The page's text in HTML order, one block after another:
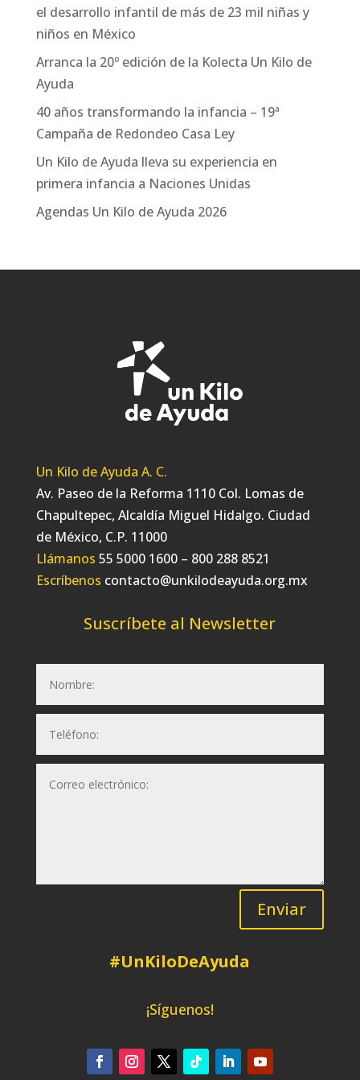
el desarrollo infantil de más de 23 mil niñas y
niños en México
Arranca la 20º edición de la Kolecta Un Kilo de
Ayuda
40 años transformando la infancia – 19ª
Campaña de Redondeo Casa Ley
Un Kilo de Ayuda lleva su experiencia en
primera infancia a Naciones Unidas
Agendas Un Kilo de Ayuda 2026
Un Kilo de Ayuda A. C.
Av. Paseo de la Reforma 1110 Col. Lomas de
Chapultepec, Alcaldía Miguel Hidalgo. Ciudad
de México, C.P. 11000
Llámanos 55 5000 1600 – 800 288 8521
Escríbenos contacto@unkilodeayuda.org.mx
Suscríbete al Newsletter
Enviar
#UnKiloDeAyuda
¡Síguenos!